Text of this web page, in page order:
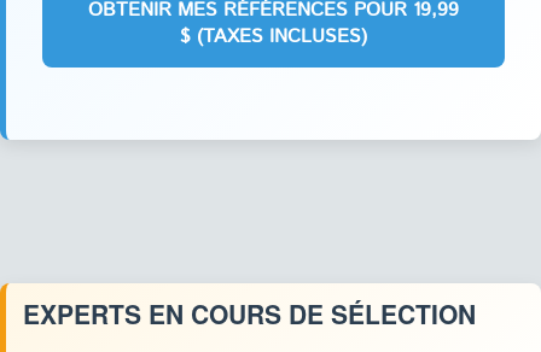
EXPERTS EN COURS DE SÉLECTION